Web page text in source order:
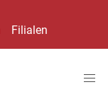
Filialen